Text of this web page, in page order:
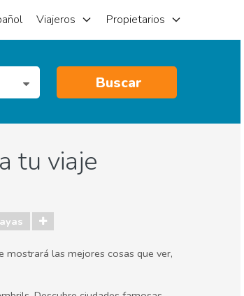
Viajeros Propietarios
Buscar
tu viaje
mostrará las mejores cosas que ver,